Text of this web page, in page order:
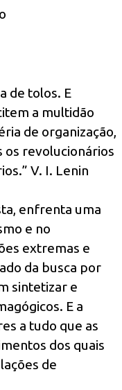
de tolos. E
a multidão
de organização,
os revolucionários
V. I. Lenin
enfrenta uma
e no
extremas e
da busca por
sintetizar e
E a
a tudo que as
dos quais
de